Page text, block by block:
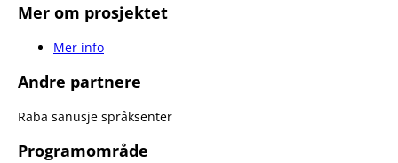
Mer om prosjektet
Mer info
Andre partnere
Raba sanusje språksenter
Programområde